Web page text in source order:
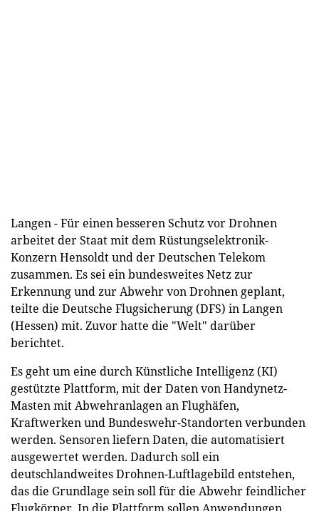
Langen - Für einen besseren Schutz vor Drohnen
arbeitet der Staat mit dem Rüstungselektronik-
Konzern Hensoldt und der Deutschen Telekom
zusammen. Es sei ein bundesweites Netz zur
Erkennung und zur Abwehr von Drohnen geplant,
teilte die Deutsche Flugsicherung (DFS) in Langen
(Hessen) mit. Zuvor hatte die "Welt" darüber
berichtet.
Es geht um eine durch Künstliche Intelligenz (KI)
gestützte Plattform, mit der Daten von Handynetz-
Masten mit Abwehranlagen an Flughäfen,
Kraftwerken und Bundeswehr-Standorten verbunden
werden. Sensoren liefern Daten, die automatisiert
ausgewertet werden. Dadurch soll ein
deutschlandweites Drohnen-Luftlagebild entstehen,
das die Grundlage sein soll für die Abwehr feindlicher